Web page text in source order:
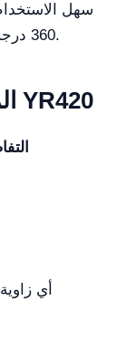
سهل
360 درجة، مما يوفر أقصى مرونة في عملية القطع.
المواصفات الفنية للميكروتوم YR420
أي زاوية